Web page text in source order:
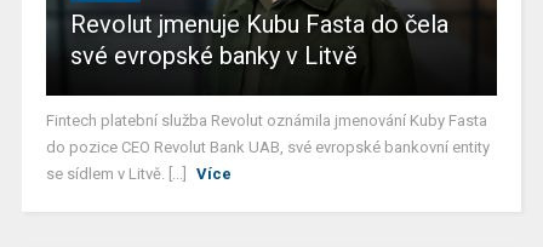
Revolut jmenuje Kubu Fasta do čela
své evropské banky v Litvě
Fintech platební služba Revolut oznámila jmenování Kuby Fasta
do pozice CEO Revolut Bank UAB, své evropské bankovní entity
se sídlem v Litvě. [...]
Více